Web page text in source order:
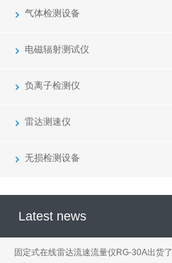
气体检测设备
电磁辐射测试仪
负离子检测仪
雷达测速仪
无损检测设备
Latest news
固定式在线雷达流速流量仪RG-30A出货了